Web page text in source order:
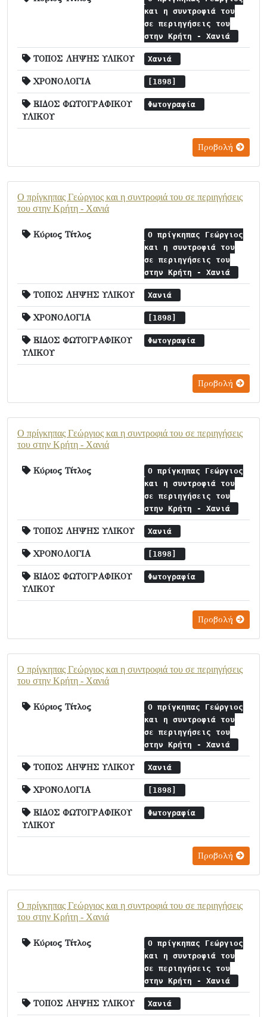
και η συντροφιά του
σε περιηγήσεις του
στην Κρήτη - Χανιά
ΤΟΠΟΣ ΛΗΨΗΣ ΥΛΙΚΟΥ Χανιά
ΧΡΟΝΟΛΟΓΙΑ [1898]
ΕΙΔΟΣ ΦΩΤΟΓΡΑΦΙΚΟΥ
ΥΛΙΚΟΥ
Φωτογραφία
Προβολή
Ο πρίγκηπας Γεώργιος και η συντροφιά του σε περιηγήσεις
του στην Κρήτη - Χανιά
Κύριος Τίτλος
Ο πρίγκηπας Γεώργιος
και η συντροφιά του
σε περιηγήσεις του
στην Κρήτη - Χανιά
ΤΟΠΟΣ ΛΗΨΗΣ ΥΛΙΚΟΥ Χανιά
ΧΡΟΝΟΛΟΓΙΑ [1898]
ΕΙΔΟΣ ΦΩΤΟΓΡΑΦΙΚΟΥ
ΥΛΙΚΟΥ
Φωτογραφία
Προβολή
Ο πρίγκηπας Γεώργιος και η συντροφιά του σε περιηγήσεις
του στην Κρήτη - Χανιά
Κύριος Τίτλος
Ο πρίγκηπας Γεώργιος
και η συντροφιά του
σε περιηγήσεις του
στην Κρήτη - Χανιά
ΤΟΠΟΣ ΛΗΨΗΣ ΥΛΙΚΟΥ Χανιά
ΧΡΟΝΟΛΟΓΙΑ [1898]
ΕΙΔΟΣ ΦΩΤΟΓΡΑΦΙΚΟΥ
ΥΛΙΚΟΥ
Φωτογραφία
Προβολή
Ο πρίγκηπας Γεώργιος και η συντροφιά του σε περιηγήσεις
του στην Κρήτη - Χανιά
Κύριος Τίτλος
Ο πρίγκηπας Γεώργιος
και η συντροφιά του
σε περιηγήσεις του
στην Κρήτη - Χανιά
ΤΟΠΟΣ ΛΗΨΗΣ ΥΛΙΚΟΥ Χανιά
ΧΡΟΝΟΛΟΓΙΑ [1898]
ΕΙΔΟΣ ΦΩΤΟΓΡΑΦΙΚΟΥ
ΥΛΙΚΟΥ
Φωτογραφία
Προβολή
Ο πρίγκηπας Γεώργιος και η συντροφιά του σε περιηγήσεις
του στην Κρήτη - Χανιά
Κύριος Τίτλος
Ο πρίγκηπας Γεώργιος
και η συντροφιά του
σε περιηγήσεις του
στην Κρήτη - Χανιά
ΤΟΠΟΣ ΛΗΨΗΣ ΥΛΙΚΟΥ Χανιά